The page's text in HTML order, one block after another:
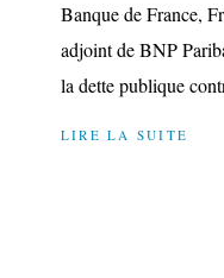
Banque de France,
adjoint de BNP
la dette publique
LIRE LA SUITE